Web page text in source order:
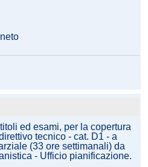
ed esami, per la copertura
tecnico - cat. D1 - a
(33 ore settimanali) da
- Ufficio pianificazione.